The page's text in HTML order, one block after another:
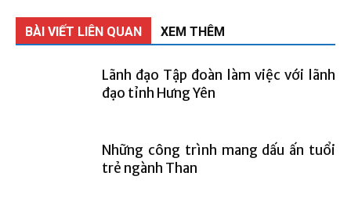
BÀI VIẾT LIÊN QUAN XEM THÊM
Lãnh đạo Tập đoàn làm việc với lãnh
đạo tỉnh Hưng Yên
Những công trình mang dấu ấn tuổi
trẻ ngành Than